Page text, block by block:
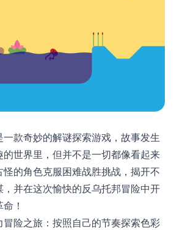
一款奇妙的解谜探索游戏，故事发生
世界里，但并不是一切都像看起来
的角色克服困难战胜挑战，揭开不
并在这次愉快的反乌托邦冒险中开
！
险之旅：按照自己的节奏探索色彩